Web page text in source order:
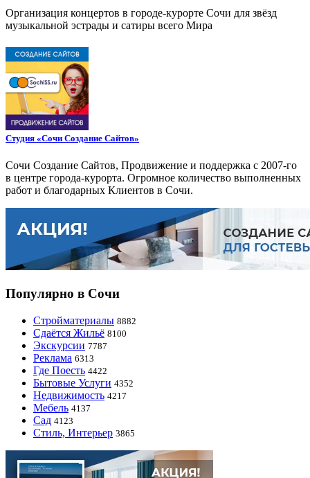
Организация концертов в городе-курорте Сочи для звёзд
музыкальной эстрады и сатиры всего Мира
Студия «Сочи Создание Сайтов»
Сочи Создание Сайтов, Продвижение и поддержка с 2007-го
в центре города-курорта. Огромное количество выполненных
работ и благодарных Клиентов в Сочи.
Популярно в Сочи
Стройматериалы 8882
Сдаётся Жильё 8100
Экскурсии 7787
Реклама 6313
Где Поесть 4422
Бытовые Услуги 4352
Недвижимость 4217
Мебель 4137
Сад 4123
Стиль, Интерьер 3865